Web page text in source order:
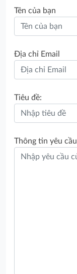
Tên của bạn
Địa chỉ Email
Tiêu đề:
Thông tin yêu cầu